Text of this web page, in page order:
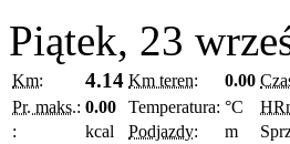
Piątek, 23
Km: 4.14 Km teren: 0.00
Pr. maks.: 0.00 Temperatura: °C
:
kcal Podjazdy: m